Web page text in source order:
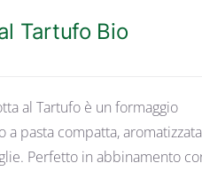
Tartufo Bio
al Tartufo è un formaggio
a pasta compatta, aromatizzata
Perfetto in abbinamento